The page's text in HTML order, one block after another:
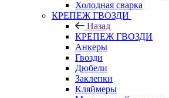
Холодная сварка
КРЕПЕЖ ГВОЗДИ
Назад
КРЕПЕЖ ГВОЗДИ
Анкеры
Гвозди
Дюбели
Заклепки
Кляймеры